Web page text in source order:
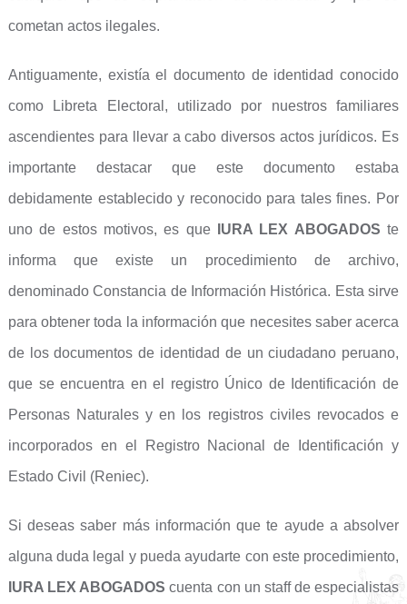
cometan actos ilegales.
Antiguamente, existía el documento de identidad conocido
como Libreta Electoral, utilizado por nuestros familiares
ascendientes para llevar a cabo diversos actos jurídicos. Es
importante destacar que este documento estaba
debidamente establecido y reconocido para tales fines. Por
uno de estos motivos, es que
IURA LEX ABOGADOS te
informa que existe un procedimiento de archivo,
denominado Constancia de Información Histórica. Esta sirve
para obtener toda la información que necesites saber acerca
de los documentos de identidad de un ciudadano peruano,
que se encuentra en el registro Único de Identificación de
Personas Naturales y en los registros civiles revocados e
incorporados en el Registro Nacional de Identificación y
Estado Civil (Reniec).
Si deseas saber más información que te ayude a absolver
alguna duda legal y pueda ayudarte con este procedimiento,
IURA LEX ABOGADOS cuenta con un staff de especialistas